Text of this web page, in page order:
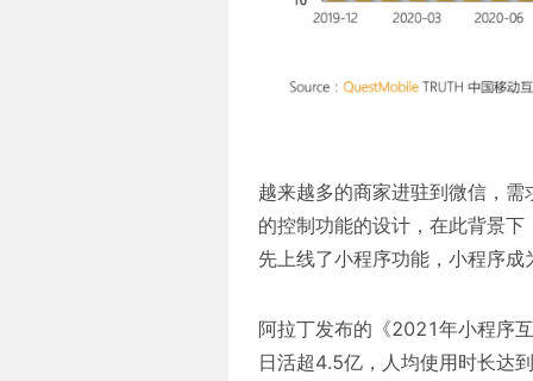
越来越多的商家进驻到微信，
的控制功能的设计，在此背景
先上线了小程序功能，小程序
阿拉丁发布的《2021年小程序
日活超4.5亿，人均使用时长达